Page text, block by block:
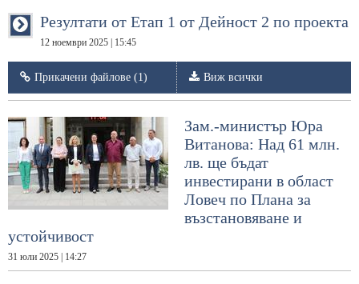
Резултати от Етап 1 от Дейност 2 по проекта
12 ноември 2025 | 15:45
Прикачени файлове (1) Виж всички
Зам.-министър Юра
Витанова: Над 61 млн.
лв. ще бъдат
инвестирани в област
Ловеч по Плана за
възстановяване и
устойчивост
31 юли 2025 | 14:27